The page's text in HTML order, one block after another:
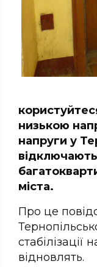
низькою
напруги у
відключають
міста.
Про це
стабілізації
відновлять.